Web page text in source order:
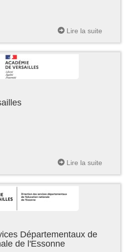
Lire la suite
Lire la suite
Départementaux de
de l'Essonne